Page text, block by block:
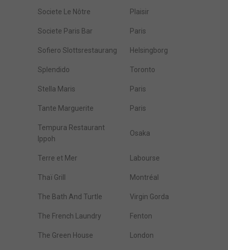
Societe Le Nôtre Plaisir
Societe Paris Bar Paris
Sofiero Slottsrestaurang Helsingborg
Splendido Toronto
Stella Maris Paris
Tante Marguerite Paris
Tempura Restaurant
Ippoh
Osaka
Terre et Mer Labourse
Thaï Grill Montréal
The Bath And Turtle Virgin Gorda
The French Laundry Fenton
The Green House London